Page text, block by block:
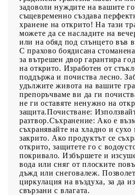
задоволи нуждите на вашите
същевременно създава
хранене на открито! На тази
можете да се насладите на
или на обяд под слънцето във
С прахово боядисана
за вътрешен двор гарантира
на открито. Изработен от
поддържа и почиства лесно.
удължите живота на вашите
препоръчваме ви да ги
не ги оставяте ненужно на
защита.Почистване:
разтвор.Съхранение: Ако е
съхранявайте на хладно и сухо
закрито. Ако продуктът се
открито, защитете го с
покривало. Избършете и
вода или сняг от плоските
дъжд или снеговалеж.
циркулация на въздуха, за да
свързани с влагата.